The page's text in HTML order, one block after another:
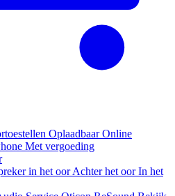
OplaadbaarOnline
Met vergoeding
in het oorAchter het oorIn het